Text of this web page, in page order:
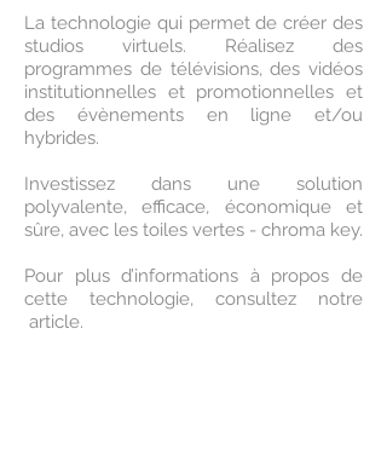
La technologie qui permet de créer des
studios virtuels. Réalisez des
programmes de télévisions, des vidéos
institutionnelles et promotionnelles et
des évènements en ligne et/ou
hybrides.
Investissez dans une solution
polyvalente, efficace, économique et
sûre, avec les toiles vertes - chroma key.
Pour plus d’informations à propos de
cette technologie, consultez notre
article.